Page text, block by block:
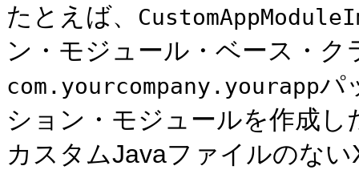
たとえば、
ン・モジュール・ベース・ク
com.yourcompany.yourappパ
ション・モジュールを作成
カスタムJavaファイルのな